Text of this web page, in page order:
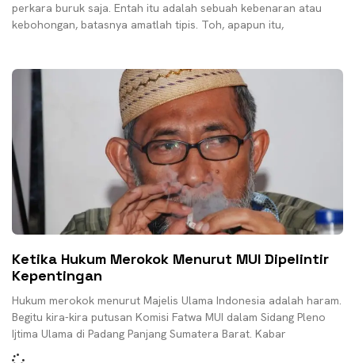
perkara buruk saja. Entah itu adalah sebuah kebenaran atau
kebohongan, batasnya amatlah tipis. Toh, apapun itu,
Ketika Hukum Merokok Menurut MUI Dipelintir
Kepentingan
Hukum merokok menurut Majelis Ulama Indonesia adalah haram.
Begitu kira-kira putusan Komisi Fatwa MUI dalam Sidang Pleno
Ijtima Ulama di Padang Panjang Sumatera Barat. Kabar